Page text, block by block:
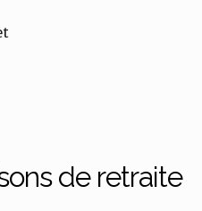
de retraite